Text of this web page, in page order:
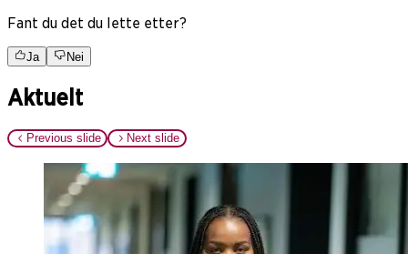
Fant du det du lette etter?
Ja Nei
Aktuelt
Previous slide Next slide